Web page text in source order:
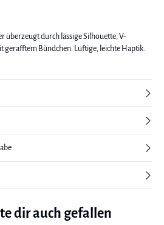
überzeugt durch lässige Silhouette, V-
gerafftem Bündchen. Luftige, leichte Haptik.
dir auch gefallen